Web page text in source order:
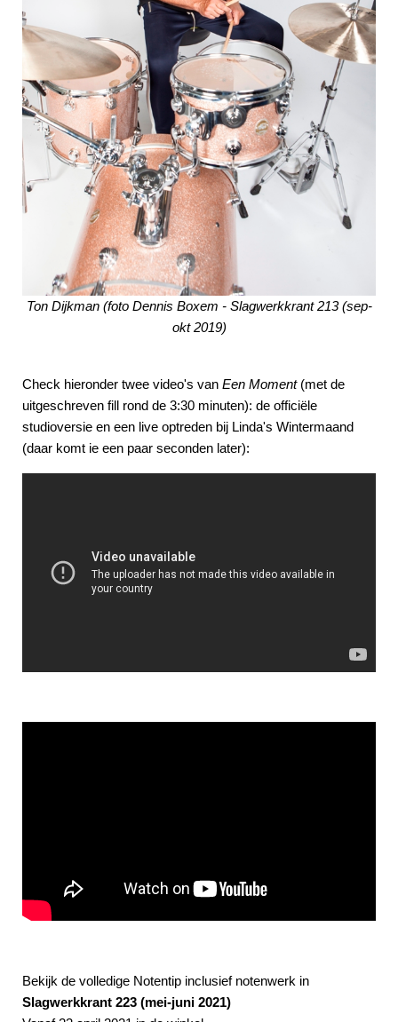
Ton Dijkman (foto Dennis Boxem - Slagwerkkrant 213 (sep-
okt 2019)
Check hieronder twee video's van Een Moment(met de
uitgeschreven fill rond de 3:30 minuten): de officiële
studioversie en een live optreden bij Linda's Wintermaand
(daar komt ie een paar seconden later):
Bekijk de volledige Notentip inclusief notenwerk in
Slagwerkkrant 223 (mei-juni 2021)